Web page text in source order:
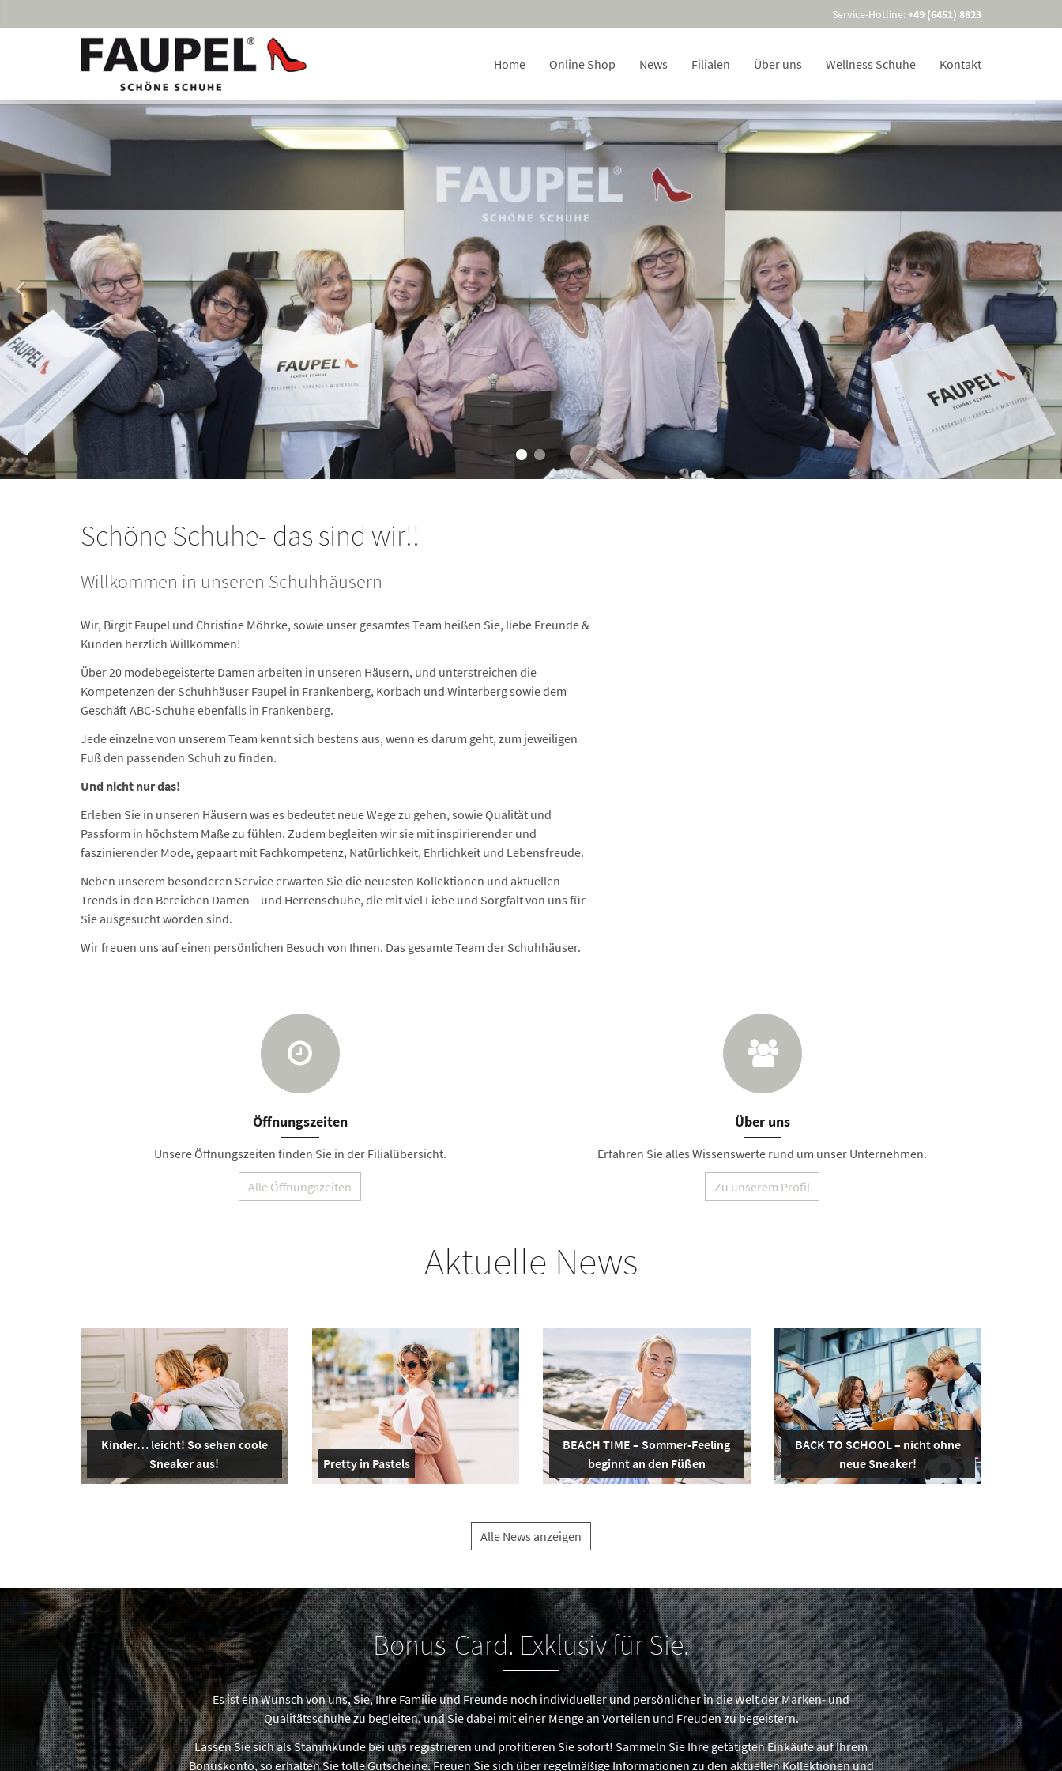
Service-Hotline:+49 (6451) 8823
Home Online Shop News Filialen Über uns Wellness Schuhe Kontakt
Schöne Schuhe- das sind wir!!
Willkommen in unseren Schuhhäusern
Wir, Birgit Faupel und Christine Möhrke, sowie unser gesamtes Team heißen Sie, liebe Freunde &
Kunden herzlich Willkommen!
Über 20 modebegeisterte Damen arbeiten in unseren Häusern, und unterstreichen die
Kompetenzen der Schuhhäuser Faupel in Frankenberg, Korbach und Winterberg sowie dem
Geschäft ABC-Schuhe ebenfalls in Frankenberg.
Jede einzelne von unserem Team kennt sich bestens aus, wenn es darum geht, zum jeweiligen
Fuß den passenden Schuh zu finden.
Und nicht nur das!
Erleben Sie in unseren Häusern was es bedeutet neue Wege zu gehen, sowie Qualität und
Passform in höchstem Maße zu fühlen. Zudem begleiten wir sie mit inspirierender und
faszinierender Mode, gepaart mit Fachkompetenz, Natürlichkeit, Ehrlichkeit und Lebensfreude.
Neben unserem besonderen Service erwarten Sie die neuesten Kollektionen und aktuellen
Trends in den Bereichen Damen – und Herrenschuhe, die mit viel Liebe und Sorgfalt von uns für
Sie ausgesucht worden sind.
Wir freuen uns auf einen persönlichen Besuch von Ihnen. Das gesamte Team der Schuhhäuser.
Öffnungszeiten
Unsere Öffnungszeiten finden Sie in der Filialübersicht.
Alle Öffnungszeiten
Über uns
Erfahren Sie alles Wissenswerte rund um unser Unternehmen.
Zu unserem Profil
Aktuelle News
Kinder… leicht! So sehen coole
Sneaker aus!
Pretty in Pastels
BEACH TIME – Sommer-Feeling
beginnt an den Füßen
BACK TO SCHOOL – nicht ohne
neue Sneaker!
Alle News anzeigen
Bonus-Card. Exklusiv für Sie.
Es ist ein Wunsch von uns, Sie, Ihre Familie und Freunde noch individueller und persönlicher in die Welt der Marken- und
Qualitätsschuhe zu begleiten, und Sie dabei mit einer Menge an Vorteilen und Freuden zu begeistern.
Lassen Sie sich als Stammkunde bei uns registrieren und profitieren Sie sofort! Sammeln Sie Ihre getätigten Einkäufe auf Ihrem
Bonuskonto, so erhalten Sie tolle Gutscheine. Freuen Sie sich über regelmäßige Informationen zu den aktuellen Kollektionen und